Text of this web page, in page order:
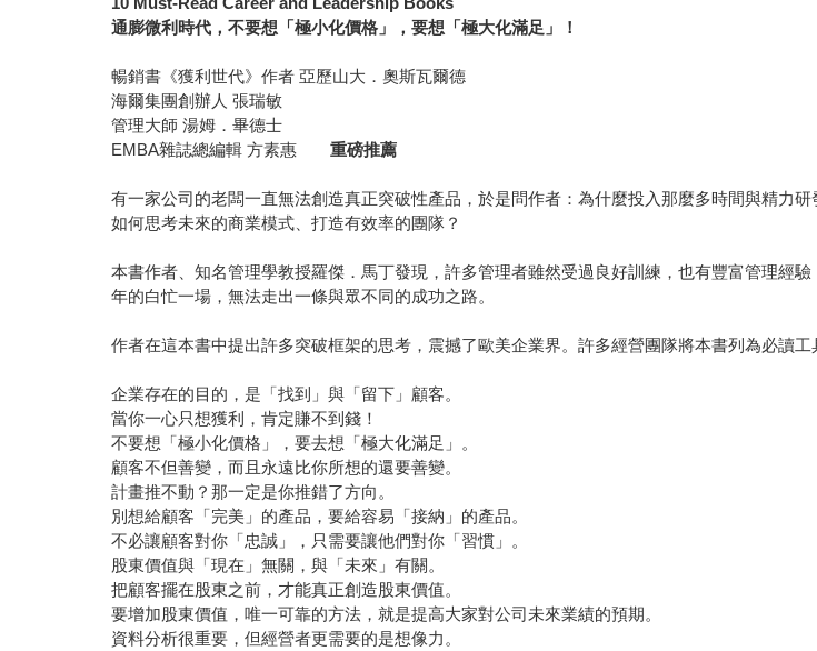
通膨微利時代，不要想「極小化價格」，要想「極大化滿足」！
暢銷書《獲利世代》作者 亞歷山大．奧斯瓦爾德
海爾集團創辦人 張瑞敏
管理大師 湯姆．畢德士
EMBA雜誌總編輯 方素惠重磅推薦
有一家公司的老闆一直無法創造真正突破性產品，於是問作者：為什麼投入那麼多時間與精力
如何思考未來的商業模式、打造有效率的團隊？
本書作者、知名管理學教授羅傑．馬丁發現，許多管理者雖然受過良好訓練，也有豐富管理經
年的白忙一場，無法走出一條與眾不同的成功之路。
作者在這本書中提出許多突破框架的思考，震撼了歐美企業界。許多經營團隊將本書列為必讀
企業存在的目的，是「找到」與「留下」顧客。
當你一心只想獲利，肯定賺不到錢！
不要想「極小化價格」，要去想「極大化滿足」。
顧客不但善變，而且永遠比你所想的還要善變。
計畫推不動？那一定是你推錯了方向。
別想給顧客「完美」的產品，要給容易「接納」的產品。
不必讓顧客對你「忠誠」，只需要讓他們對你「習慣」。
股東價值與「現在」無關，與「未來」有關。
把顧客擺在股東之前，才能真正創造股東價值。
要增加股東價值，唯一可靠的方法，就是提高大家對公司未來業績的預期。
資料分析很重要，但經營者更需要的是想像力。